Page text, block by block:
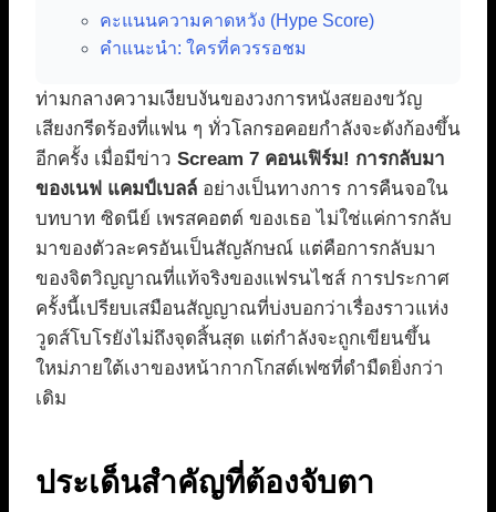
คะแนนความคาดหวัง (Hype Score)
คำแนะนำ: ใครที่ควรรอชม
ท่ามกลางความเงียบงันของวงการหนังสยองขวัญ
เสียงกรีดร้องที่แฟน ๆ ทั่วโลกรอคอยกำลังจะดังก้องขึ้น
อีกครั้ง เมื่อมีข่าว Scream 7 คอนเฟิร์ม! การกลับมา
ของเนฟ แคมป์เบลล์ อย่างเป็นทางการ การคืนจอใน
บทบาท ซิดนีย์ เพรสคอตต์ ของเธอ ไม่ใช่แค่การกลับ
มาของตัวละครอันเป็นสัญลักษณ์ แต่คือการกลับมา
ของจิตวิญญาณที่แท้จริงของแฟรนไชส์ การประกาศ
ครั้งนี้เปรียบเสมือนสัญญาณที่บ่งบอกว่าเรื่องราวแห่ง
วูดส์โบโรยังไม่ถึงจุดสิ้นสุด แต่กำลังจะถูกเขียนขึ้น
ใหม่ภายใต้เงาของหน้ากากโกสต์เฟซที่ดำมืดยิ่งกว่า
เดิม
ประเด็นสำคัญที่ต้องจับตา